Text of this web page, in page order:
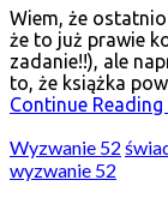
Wiem, że
że to już prawie
zadanie!!), ale
to, że książka
Continue Reading
Wyzwanie 52
wyzwanie 52